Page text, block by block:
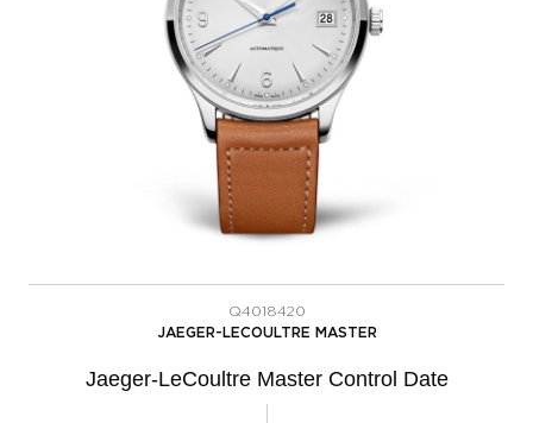
Q4018420
JAEGER-LECOULTRE MASTER
Jaeger-LeCoultre Master Control Date